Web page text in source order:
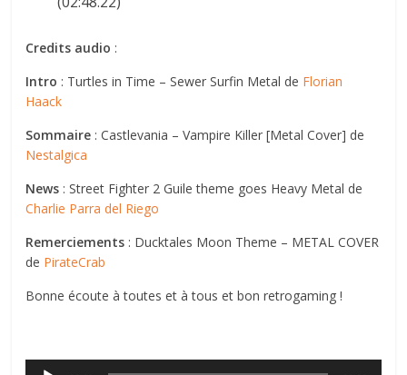
Credits audio :
Intro : Turtles in Time – Sewer Surfin Metal de Florian
Haack
Sommaire : Castlevania – Vampire Killer [Metal Cover] de
Nestalgica
News : Street Fighter 2 Guile theme goes Heavy Metal de
Charlie Parra del Riego
Remerciements : Ducktales Moon Theme – METAL COVER
de PirateCrab
Bonne écoute à toutes et à tous et bon retrogaming !
Lecteur